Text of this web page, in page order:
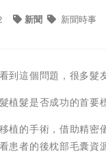
新聞 新聞時事
到這個問題，很多髮
植髮是否成功的首要
植的手術，借助精
患者的後枕部毛囊